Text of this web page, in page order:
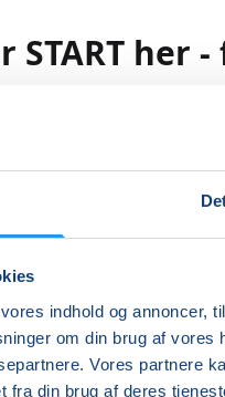
indhold og annoncer,
om din brug af
Vores partnere
fra din brug af deres
START her
for dig, der har gået
guitaren, finde og
til fortsat at udvikle dit
videre med
sange på vores